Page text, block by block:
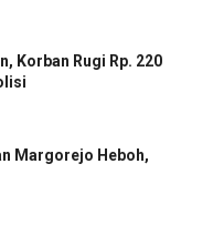
Korban Rugi Rp. 220
Margorejo Heboh,